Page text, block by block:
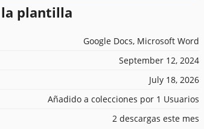
la plantilla
Google Docs, Microsoft Word
September 12, 2024
July 18, 2026
Añadido a colecciones por 1 Usuarios
2 descargas este mes